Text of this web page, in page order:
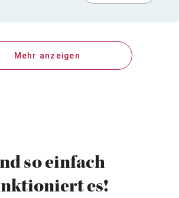
Mehr anzeigen
so einfach
es!